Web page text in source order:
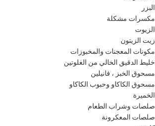
البزر
مكسرات مشكلة
الزيوت
زيت الزيتون
مكونات المعجنات والمخبوزات
خليط الدقيق الخالي من الغلوتين
مسحوق الخبز ، فانيلين
مسحوق الكاكاو وحبوب الكاكاو
الخميرة
صلصات وشراب الطعام
صلصات المعكرونة